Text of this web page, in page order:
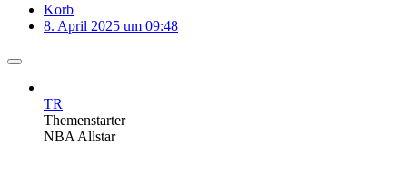
Korb
8. April 2025 um 09:48
TR
Themenstarter
NBA Allstar